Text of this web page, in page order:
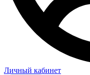
Личный кабинет